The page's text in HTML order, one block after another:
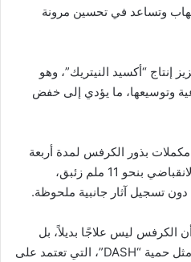
وتساعد في تحسين مرونة
إنتاج “أكسيد النيتريك”، وهو
وتوسيعها، ما يؤدي إلى خفض
بذور الكرفس لمدة أربعة
أسابيع انخفاضًا في ضغط الدم الانقباضي بنحو 11 ملم زئبق،
الكرفس ليس علاجًا بديلاً، بل
عنصرًا داعمًا ضمن نظام غذائي مثل حمية “DASH”، التي تعتمد على